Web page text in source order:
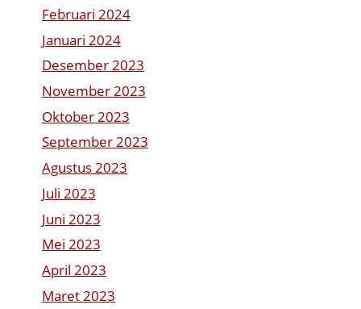
Februari 2024
Januari 2024
Desember 2023
November 2023
Oktober 2023
September 2023
Agustus 2023
Juli 2023
Juni 2023
Mei 2023
April 2023
Maret 2023